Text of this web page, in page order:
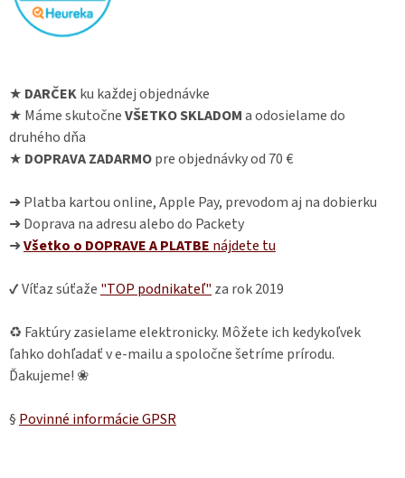
★ DARČEKku každej objednávke
★ Máme skutočneVŠETKO SKLADOMa odosielame do
druhého dňa
★ DOPRAVA ZADARMOpre objednávky od 70 €
➜ Platba kartou online, Apple Pay, prevodom aj na dobierku
➜ Doprava na adresu alebo do Packety
➜Všetko o DOPRAVE A PLATBE nájdete tu
✔ Víťaz súťaže "TOP podnikateľ" za rok 2019
♻ Faktúry zasielame elektronicky. Môžete ich kedykoľvek
ľahko dohľadať v e-mailu a spoločne šetríme prírodu.
Ďakujeme! ❀
§ Povinné informácie GPSR